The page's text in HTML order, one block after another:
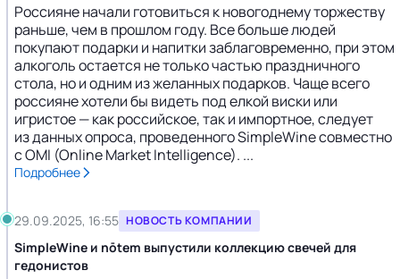
Россияне начали готовиться к новогоднему торжеству
раньше, чем в прошлом году. Все больше людей
покупают подарки и напитки заблаговременно, при этом
алкоголь остается не только частью праздничного
стола, но и одним из желанных подарков. Чаще всего
россияне хотели бы видеть под елкой виски или
игристое — как российское, так и импортное, следует
из данных опроса, проведенного SimpleWine совместно
с OMI (Online Market Intelligence). ...
Подробнее
29.09.2025, 16:55 НОВОСТЬ КОМПАНИИ
SimpleWine и nōtem выпустили коллекцию свечей для
гедонистов